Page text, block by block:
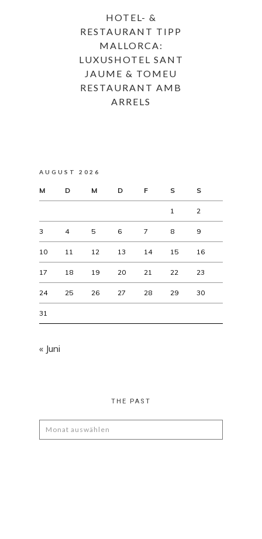
HOTEL- &
RESTAURANT TIPP
MALLORCA:
LUXUSHOTEL SANT
JAUME & TOMEU
RESTAURANT AMB
ARRELS
AUGUST 2026
M D M D F S S
1 2
3 4 5 6 7 8 9
10 11 12 13 14 15 16
17 18 19 20 21 22 23
24 25 26 27 28 29 30
31
« Juni
THE PAST
The
Past